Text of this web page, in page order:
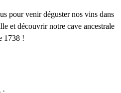
pour venir déguster nos vins dans
et découvrir notre cave ancestrale
1738 !